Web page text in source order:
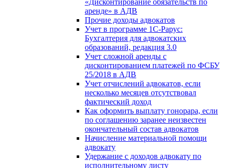
аренде» в АДВ
Прочие доходы адвокатов
Учет в программе 1С-Рарус:
Бухгалтерия для адвокатских
образований, редакция 3.0
Учет сложной аренды с
дисконтированием платежей по ФСБУ
25/2018 в АДВ
Учет отчислений адвокатов, если
несколько месяцев отсутствовал
фактический доход
Как оформить выплату гонорара, если
по соглашению заранее неизвестен
окончательный состав адвокатов
Начисление материальной помощи
адвокату
Удержание с доходов адвокату по
исполнительному листу